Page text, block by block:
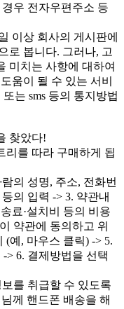
우 전자우편주소 등
이상 회사의 게시판에
로 봅니다. 그러나, 고
미치는 사항에 대하여
움이 될 수 있는 서비
는 sms 등의 통지방법
찾았다!
리를 따라 구매하게 됩
의 성명, 주소, 전화번
의 입력 -> 3. 약관내
료·설치비 등의 비용
약관에 동의하고 위
(예, 마우스 클릭) -> 5.
> 6. 결제방법을 선택
를 취급할 수 있도록
께 핸드폰 배송을 해